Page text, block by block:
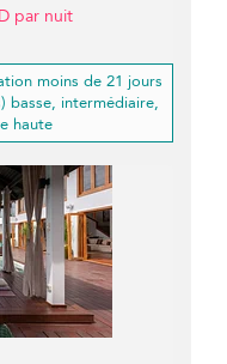
par nuit
moins de 21 jours
basse, intermédiaire,
haute